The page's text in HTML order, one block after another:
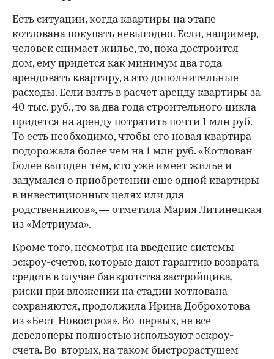
Есть ситуации, когда квартиры на этапе
котлована покупать невыгодно. Если, например,
человек снимает жилье, то, пока достроится
дом, ему придется как минимум два года
арендовать квартиру, а это дополнительные
расходы. Если взять в расчет аренду квартиры за
40 тыс. руб., то за два года строительного цикла
придется на аренду потратить почти 1 млн руб.
То есть необходимо, чтобы его новая квартира
подорожала более чем на 1 млн руб. «Котлован
более выгоден тем, кто уже имеет жилье и
задумался о приобретении еще одной квартиры
в инвестиционных целях или для
родственников», — отметила Мария Литинецкая
из «Метриума».
Кроме того, несмотря на введение системы
эскроу-счетов, которые дают гарантию возврата
средств в случае банкротства застройщика,
риски при вложении на стадии котлована
сохраняются, продолжила Ирина Доброхотова
из «Бест-Новостроя». Во-первых, не все
девелоперы полностью используют эскроу-
счета. Во-вторых, на таком быстрорастущем